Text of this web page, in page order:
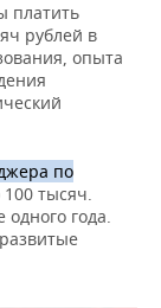
платить
рублей в
опыта
по
100 тысяч.
года.